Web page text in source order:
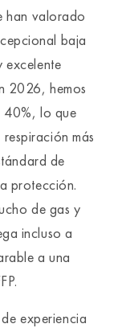
han valorado
baja
excelente
2026, hemos
40%, lo que
más
de
protección.
de gas y
incluso a
a una
experiencia